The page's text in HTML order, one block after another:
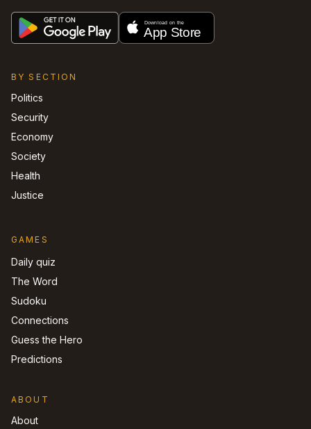
BY SECTION
Politics
Security
Economy
Society
Health
Justice
GAMES
Daily quiz
The Word
Sudoku
Connections
Guess the Hero
Predictions
ABOUT
About